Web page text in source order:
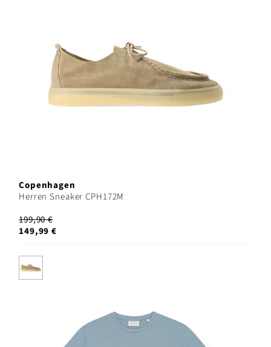
Copenhagen
Herren Sneaker CPH172M
199,90 €
149,99 €